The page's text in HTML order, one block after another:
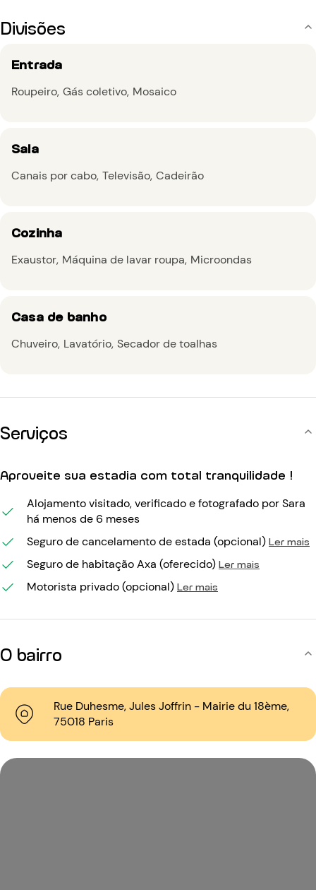
Divisões
Entrada
Roupeiro Gás coletivo Mosaico
Sala
Canais por cabo Televisão Cadeirão
Cozinha
Exaustor Máquina de lavar roupa Microondas
Casa de banho
Chuveiro Lavatório Secador de toalhas
Serviços
Aproveite sua estadia com total tranquilidade !
Alojamento visitado, verificado e fotografado por Sara
há menos de 6 meses
Seguro de cancelamento de estada (opcional) Ler mais
Seguro de habitação Axa (oferecido) Ler mais
Motorista privado (opcional) Ler mais
O bairro
Rue Duhesme, Jules Joffrin - Mairie du 18ème,
75018 Paris